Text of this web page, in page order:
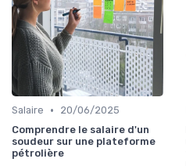
Salaire •
20/06/2025
Comprendre le salaire d'un
soudeur sur une plateforme
pétrolière